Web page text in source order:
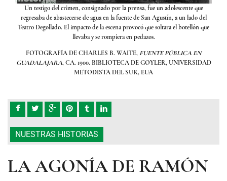
Un testigo del crimen, consignado por la prensa, fue un adolescente que
regresaba de abastecerse de agua en la fuente de San Agustín, a un lado del
Teatro Degollado. El impacto de la escena provocó que soltara el botellón que
llevaba y se rompiera en pedazos.
FOTOGRAFÍA DE CHARLES B. WAITE, FUENTE PÚBLICA EN
GUADALAJARA, CA. 1900. BIBLIOTECA DE GOYLER, UNIVERSIDAD
METODISTA DEL SUR, EUA
NUESTRAS HISTORIAS
LA AGONÍA DE RAMÓN